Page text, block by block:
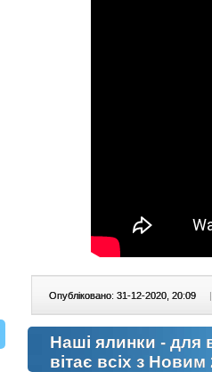
Опубліковано: 31-12-2020, 20:09 |
Наші ялинки - для
вітає всіх з